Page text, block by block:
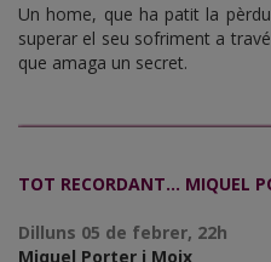
Un home, que ha patit la
superar el seu sofriment a
que amaga un secret.
TOT RECORDANT... MIQUEL
Dilluns 05 de febrer, 22h
Miquel Porter i Moix